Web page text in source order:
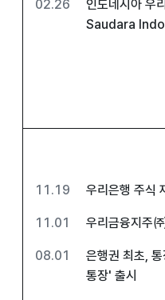
02.26
인도네시아 우
Saudara
11.19 우리은행 주식
11.01 우리금융지주
08.01
은행권 최초,
통장' 출시